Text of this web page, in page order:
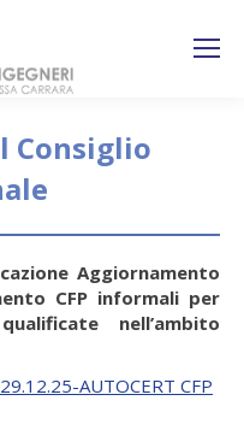
Consiglio
Aggiornamento
CFP informali per
nell’ambito
AUTOCERT CFP